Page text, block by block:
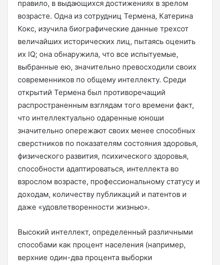
правило, в выдающихся достижениях в зрелом
возрасте. Одна из сотрудниц Термена, Катерина
Кокс, изучила биографические данные трехсот
величайших исторических лиц, пытаясь оценить
их IQ; она обнаружила, что все испытуемые,
выбранные ею, значительно превосходили своих
современников по общему интеллекту. Среди
открытий Термена был противоречащий
распространенным взглядам того времени факт,
что интеллектуально одаренные юноши
значительно опережают своих менее способных
сверстников по показателям состояния здоровья,
физического развития, психического здоровья,
способности адаптироваться, интеллекта во
взрослом возрасте, профессиональному статусу и
доходам, количеству публикаций и патентов и
даже «удовлетворенности жизнью».
Высокий интеллект, определенный различными
способами как процент населения (например,
верхние один-два процента выборки